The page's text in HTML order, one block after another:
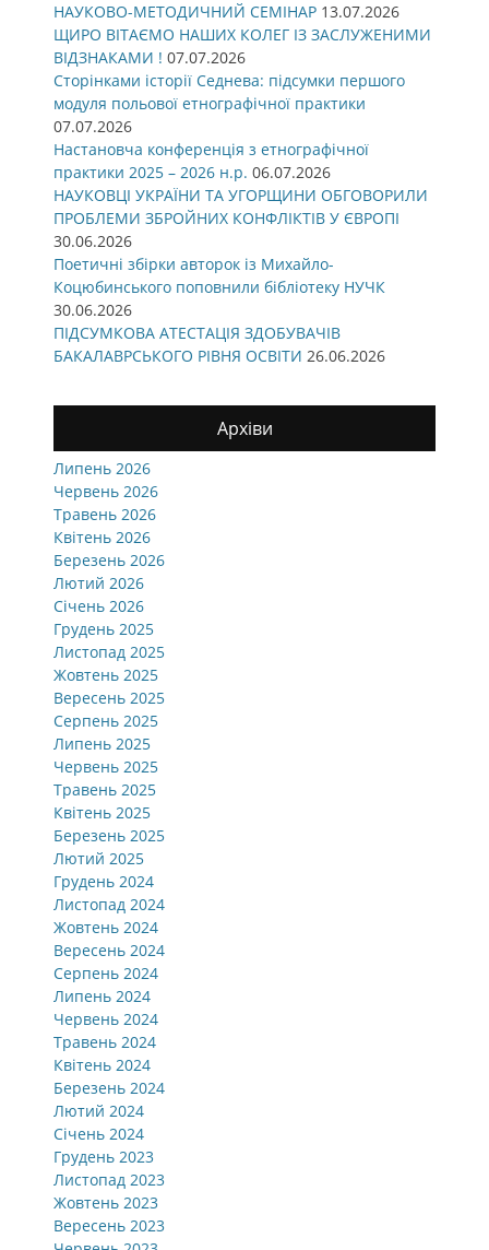
НАУКОВО-МЕТОДИЧНИЙ СЕМІНАР 13.07.2026
ЩИРО ВІТАЄМО НАШИХ КОЛЕГ ІЗ ЗАСЛУЖЕНИМИ
ВІДЗНАКАМИ ! 07.07.2026
Сторінками історії Седнева: підсумки першого
модуля польової етнографічної практики
07.07.2026
Настановча конференція з етнографічної
практики 2025 – 2026 н.р. 06.07.2026
НАУКОВЦІ УКРАЇНИ ТА УГОРЩИНИ ОБГОВОРИЛИ
ПРОБЛЕМИ ЗБРОЙНИХ КОНФЛІКТІВ У ЄВРОПІ
30.06.2026
Поетичні збірки авторок із Михайло-
Коцюбинського поповнили бібліотеку НУЧК
30.06.2026
ПІДСУМКОВА АТЕСТАЦІЯ ЗДОБУВАЧІВ
БАКАЛАВРСЬКОГО РІВНЯ ОСВІТИ 26.06.2026
Архіви
Липень 2026
Червень 2026
Травень 2026
Квітень 2026
Березень 2026
Лютий 2026
Січень 2026
Грудень 2025
Листопад 2025
Жовтень 2025
Вересень 2025
Серпень 2025
Липень 2025
Червень 2025
Травень 2025
Квітень 2025
Березень 2025
Лютий 2025
Грудень 2024
Листопад 2024
Жовтень 2024
Вересень 2024
Серпень 2024
Липень 2024
Червень 2024
Травень 2024
Квітень 2024
Березень 2024
Лютий 2024
Січень 2024
Грудень 2023
Листопад 2023
Жовтень 2023
Вересень 2023